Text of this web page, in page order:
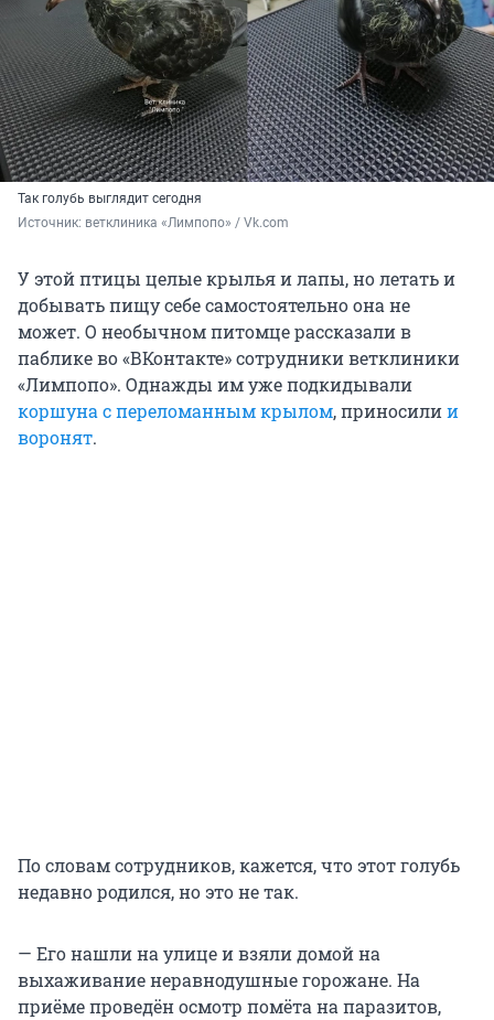
Так голубь выглядит сегодня
Источник: ветклиника «Лимпопо» / Vk.com
У этой птицы целые крылья и лапы, но летать и
добывать пищу себе самостоятельно она не
может. О необычном питомце рассказали в
паблике во «ВКонтакте» сотрудники ветклиники
«Лимпопо». Однажды им уже подкидывали
коршуна с переломанным крылом, приносилии
воронят.
По словам сотрудников, кажется, что этот голубь
недавно родился, но это не так.
— Его нашли на улице и взяли домой на
выхаживание неравнодушные горожане. На
приёме проведён осмотр помёта на паразитов,